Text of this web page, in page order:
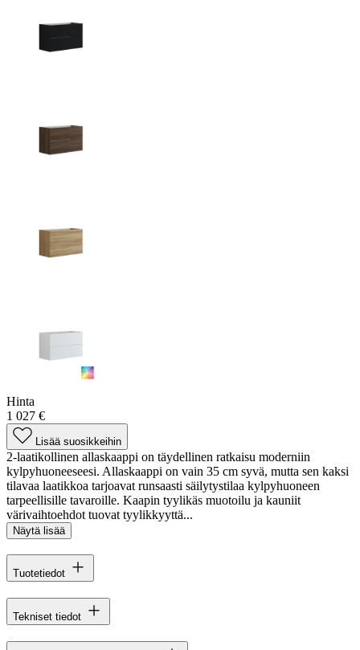
Hinta
1 027 €
Lisää suosikkeihin
2-laatikollinen allaskaappi on täydellinen ratkaisu moderniin
kylpyhuoneeseesi. Allaskaappi on vain 35 cm syvä, mutta sen kaksi
tilavaa laatikkoa tarjoavat runsaasti säilytystilaa kylpyhuoneen
tarpeellisille tavaroille. Kaapin tyylikäs muotoilu ja kauniit
värivaihtoehdot tuovat tyylikkyyttä...
Näytä lisää
Tuotetiedot
Tekniset tiedot